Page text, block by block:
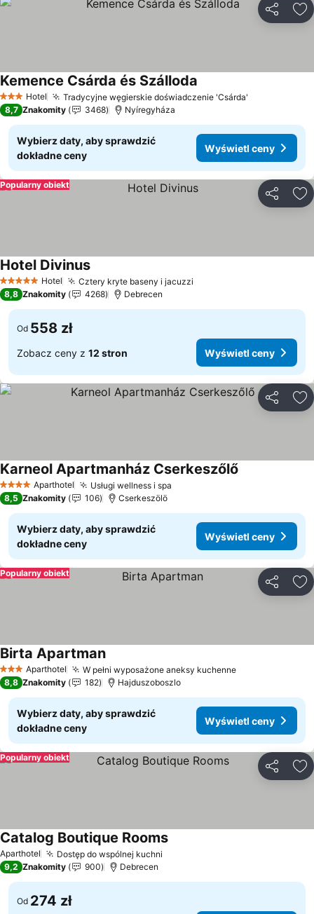
3 Kategoria
Hotel Tradycyjne węgierskie doświadczenie 'Csárda'
Kemence Csárda és Szálloda
8,7 Znakomity 3468 Nyíregyháza
Wybierz daty, aby sprawdzić
dokładne ceny
Wyświetl ceny
Popularny obiekt
5 KategoriaHotel Cztery kryte baseny i jacuzzi
Hotel DivinusWyświetl ceny
8,8 Znakomity 4268 Debrecen
Od 558 zł
Zobacz ceny z 12 stron Wyświetl ceny
4 KategoriaAparthotel Usługi wellness i spa
Karneol Apartmanház Cserkeszőlő
8,5 Znakomity 106 Cserkeszölö
Wybierz daty, aby sprawdzić
dokładne ceny
Wyświetl ceny
Popularny obiekt
3 KategoriaAparthotel W pełni wyposażone aneksy kuchenneWyświetl ceny
Birta ApartmanWyświetl ceny
8,8 Znakomity 182 Hajduszoboszlo
Wybierz daty, aby sprawdzić
dokładne ceny
Wyświetl ceny
Popularny obiekt
Aparthotel Dostęp do wspólnej kuchni
Catalog Boutique RoomsWyświetl ceny
9,2 Znakomity 900 Debrecen
Od 274 zł